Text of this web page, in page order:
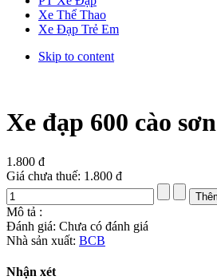
Xe Thể Thao
Xe Đạp Trẻ Em
Skip to content
Xe đạp 600 cào sơn
1.800 đ
Giá chưa thuế: 1.800 đ
Mô tả :
Đánh giá: Chưa có đánh giá
Nhà sản xuất: BCB
Nhận xét